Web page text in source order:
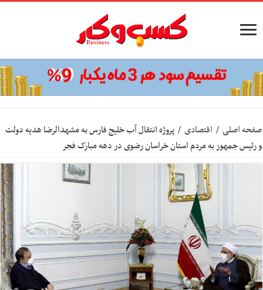
صفحه اصلی / اقتصادی / پروژه انتقال آب خلیج فارس به مشهدالرضا هدیه دولت
و رئیس جمهور به مردم استان خراسان رضوی در دهه مبارک فجر